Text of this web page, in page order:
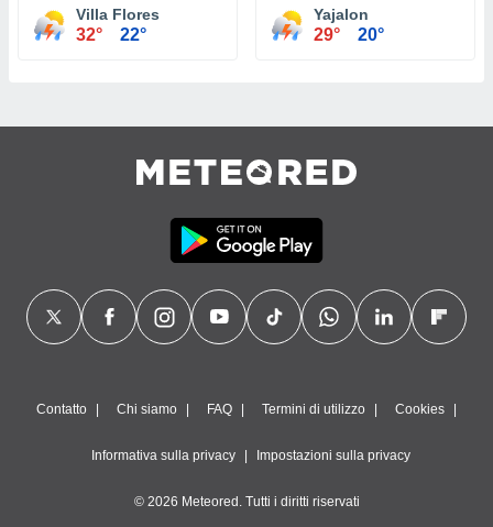
Villa Flores
32° 22°
Yajalon
29° 20°
Contatto Chi siamo FAQ Termini di utilizzo Cookies
Informativa sulla privacy Impostazioni sulla privacy
© 2026 Meteored. Tutti i diritti riservati